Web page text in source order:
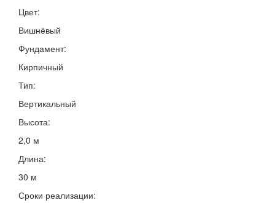
Цвет:
Вишнёвый
Фундамент:
Кирпичный
Тип:
Вертикальный
Высота:
2,0 м
Длина:
30 м
Сроки реализации: